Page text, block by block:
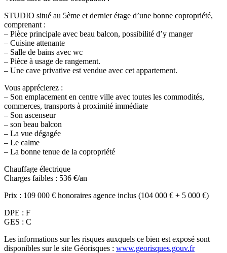
STUDIO situé au 5ème et dernier étage d’une bonne copropriété,
comprenant :
– Pièce principale avec beau balcon, possibilité d’y manger
– Cuisine attenante
– Salle de bains avec wc
– Pièce à usage de rangement.
– Une cave privative est vendue avec cet appartement.
Vous apprécierez :
– Son emplacement en centre ville avec toutes les commodités,
commerces, transports à proximité immédiate
– Son ascenseur
– son beau balcon
– La vue dégagée
– Le calme
– La bonne tenue de la copropriété
Chauffage électrique
Charges faibles : 536 €/an
Prix : 109 000 € honoraires agence inclus (104 000 € + 5 000 €)
DPE : F
GES : C
Les informations sur les risques auxquels ce bien est exposé sont
disponibles sur le site Géorisques : www.georisques.gouv.fr